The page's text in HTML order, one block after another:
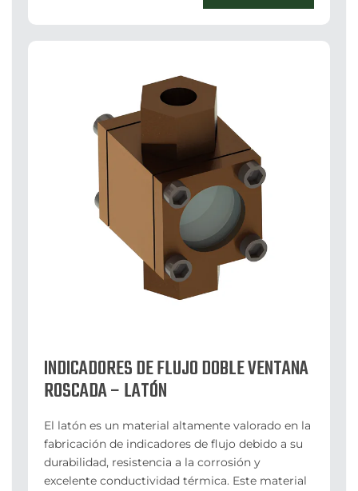
INDICADORES DE FLUJO DOBLE VENTANA
ROSCADA – LATÓN
El latón es un material altamente valorado en la
fabricación de indicadores de flujo debido a su
durabilidad, resistencia a la corrosión y
excelente conductividad térmica. Este material